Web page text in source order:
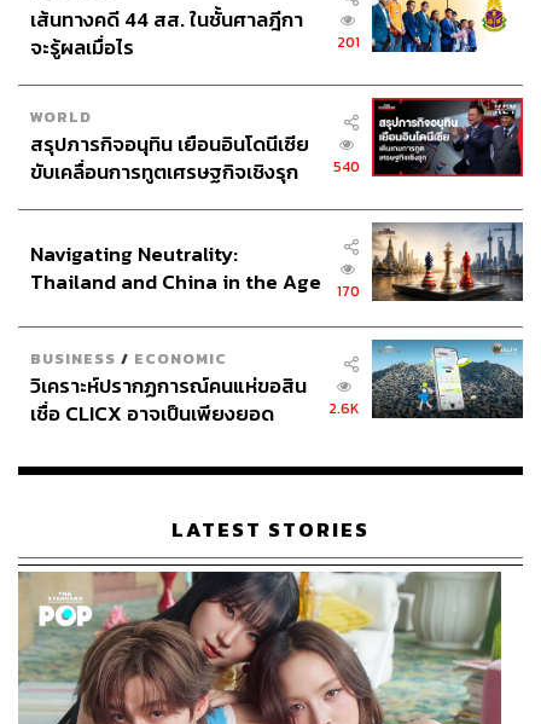
เส้นทางคดี 44 สส. ในชั้นศาลฎีกา
จะรู้ผลเมื่อไร
201
WORLD
สรุปภารกิจอนุทิน เยือนอินโดนีเซีย
ขับเคลื่อนการทูตเศรษฐกิจเชิงรุก
540
Navigating Neutrality:
Thailand and China in the Age
170
BUSINESS / ECONOMIC
วิเคราะห์ปรากฏการณ์คนแห่ขอสิน
เชื่อ CLICX อาจเป็นเพียงยอด
เรือนไทยที่ถูกซุกไว้
2.6K
LATEST STORIES